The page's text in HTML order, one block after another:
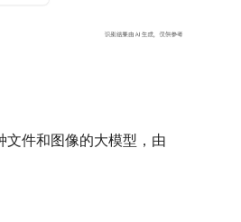
文件和图像的大模型，由